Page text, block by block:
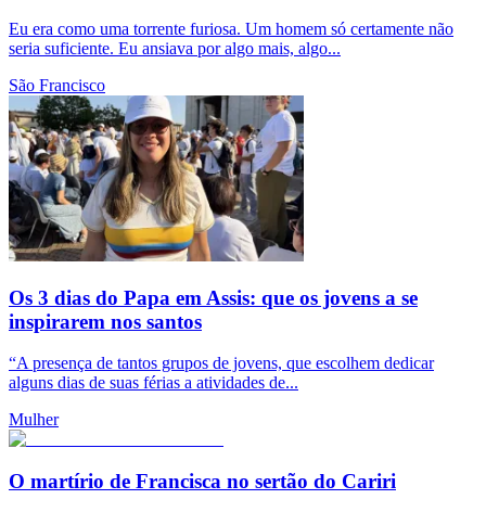
Eu era como uma torrente furiosa. Um homem só certamente não
seria suficiente. Eu ansiava por algo mais, algo...
São Francisco
Os 3 dias do Papa em Assis: que os jovens a se
inspirarem nos santos
“A presença de tantos grupos de jovens, que escolhem dedicar
alguns dias de suas férias a atividades de...
Mulher
O martírio de Francisca no sertão do Cariri